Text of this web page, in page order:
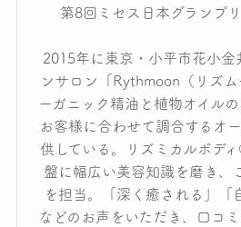
第8回ミセス日本グランプ
2015年に東京・小平市花小金
ンサロン「Rythmoon（リズ
ーガニック精油と植物オイルの
お客様に合わせて調合するオ
供している。リズミカルボデ
盤に幅広い美容知識を磨き、
を担当。「深く癒される」「
などのお声をいただき、口コ